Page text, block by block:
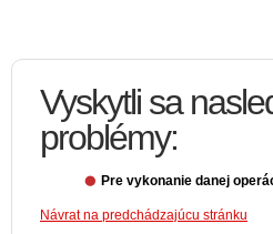
Vyskytli sa
problémy:
Pre vykonanie danej
Návrat na predchádzajúcu stránku